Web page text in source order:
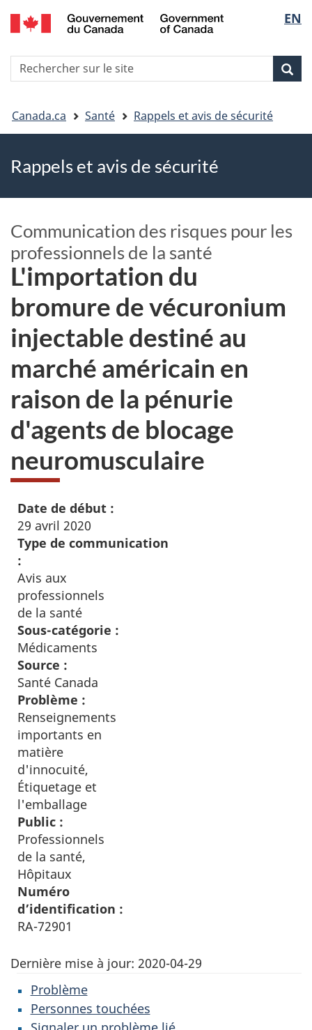
Skip
to
Skip
to
Passer
à
HTML
de
la
EN
Recherche
Vous
êtes
ici
Canada.ca Santé Rappels et avis de sécurité
Rappels et avis de sécurité
Communication des risques pour les
professionnels de la santé
L'importation du
bromure de vécuronium
injectable destiné au
marché américain en
raison de la pénurie
d'agents de blocage
neuromusculaire
Date de début :
29 avril 2020
Type de communication
:
Avis aux
professionnels
de la santé
Sous-catégorie :
Médicaments
Source :
Santé Canada
Problème :
Renseignements
importants en
matière
d'innocuité,
Étiquetage et
l'emballage
Public :
Professionnels
de la santé,
Hôpitaux
Numéro
d’identification :
RA-72901
Dernière mise à jour: 2020-04-29
Problème
Personnes touchées